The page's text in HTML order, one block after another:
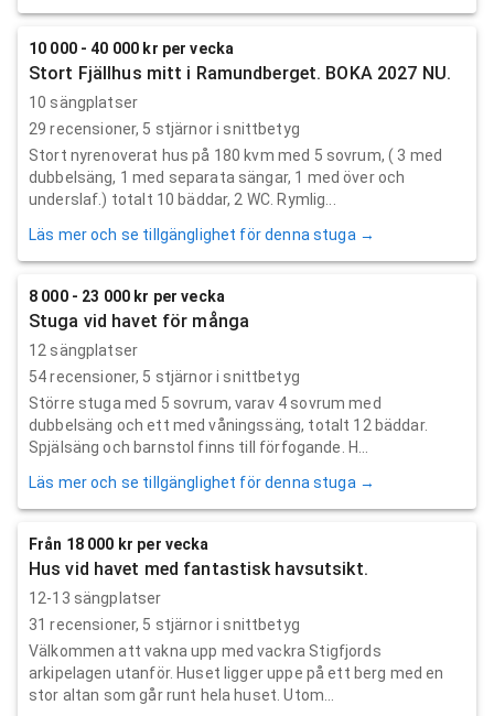
10 000 - 40 000 kr per vecka
Stort Fjällhus mitt i Ramundberget. BOKA 2027 NU.
10 sängplatser
29 recensioner, 5 stjärnor i snittbetyg
Stort nyrenoverat hus på 180 kvm med 5 sovrum, ( 3 med
dubbelsäng, 1 med separata sängar, 1 med över och
underslaf.) totalt 10 bäddar, 2 WC. Rymlig...
Läs mer och se tillgänglighet för denna stuga →
8 000 - 23 000 kr per vecka
Stuga vid havet för många
12 sängplatser
54recensioner, 5 stjärnor i snittbetyg
Större stuga med 5 sovrum, varav 4 sovrum med
dubbelsäng och ett med våningssäng, totalt 12 bäddar.
Spjälsäng och barnstol finns till förfogande. H...
Läs mer och se tillgänglighet för denna stuga →
Från 18 000 kr per vecka
Hus vid havet med fantastisk havsutsikt.
12-13 sängplatser
31 recensioner, 5 stjärnor i snittbetyg
Välkommen att vakna upp med vackra Stigfjords
arkipelagen utanför. Huset ligger uppe på ett berg med en
stor altan som går runt hela huset. Utom...